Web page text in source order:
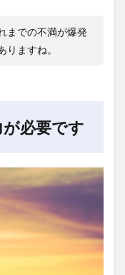
までの不満が爆発
りますね。
必要です